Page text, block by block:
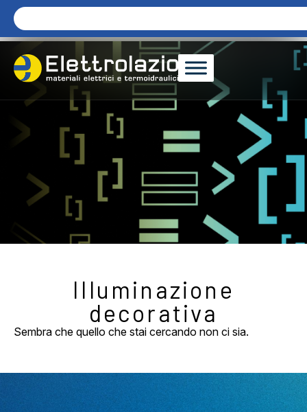
Illuminazione
decorativa
Sembra che quello che stai cercando non ci sia.